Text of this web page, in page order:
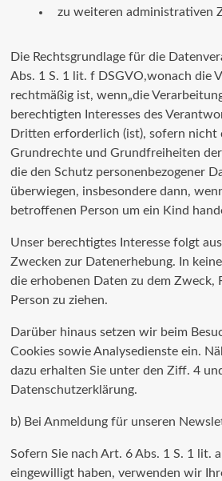
zu weiteren administrativen
Die Rechtsgrundlage für die
Abs. 1 S. 1 lit. f DSGVO,wonach die
rechtmäßig ist, wenn„die
berechtigten Interesses des
Dritten erforderlich (ist), sofern nicht
Grundrechte und Grundfreiheiten
die den Schutz personenbezogener
überwiegen, insbesondere dann,
betroffenen Person um ein Kind
Unser berechtigtes Interesse folgt
Zwecken zur Datenerhebung. In
die erhobenen Daten zu dem Zweck,
Person zu ziehen.
Darüber hinaus setzen wir beim
Cookies sowie Analysedienste ein.
dazu erhalten Sie unter den Ziff. 4
Datenschutzerklärung.
b) Bei Anmeldung für unseren
Sofern Sie nach Art. 6 Abs. 1 S. 1 lit.
eingewilligt haben, verwenden wir